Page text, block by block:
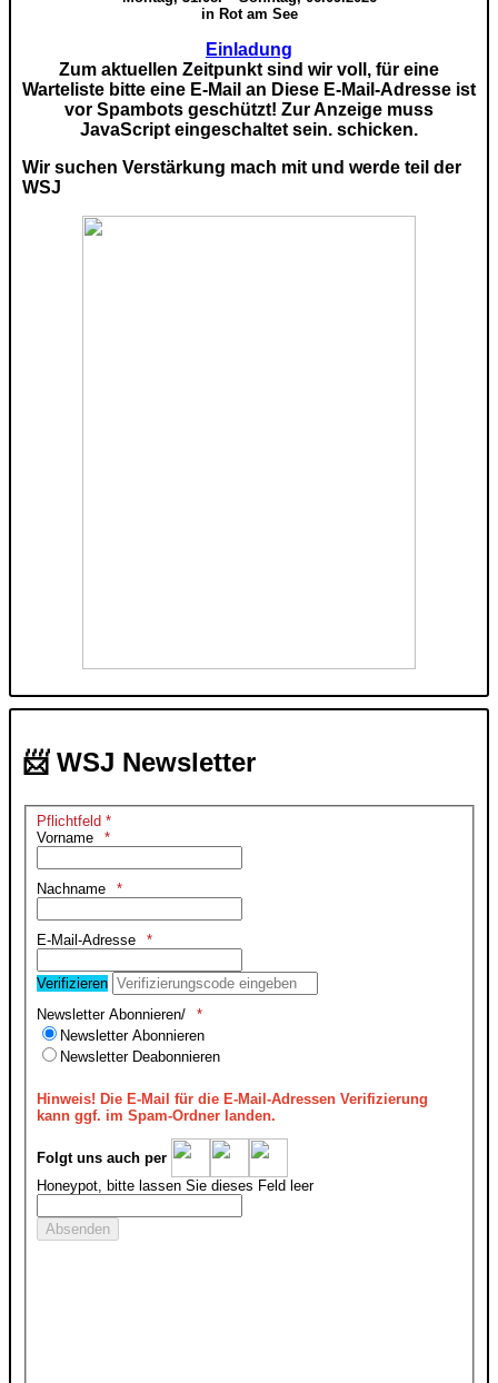
in Rot am See
Einladung
Zum aktuellen Zeitpunkt sind wir voll, für eine
Warteliste bitte eine E-Mail an Diese E-Mail-Adresse ist
vor Spambots geschützt! Zur Anzeige muss
JavaScript eingeschaltet sein. schicken.
Wir suchen Verstärkung mach mit und werde teil der
WSJ
📨 WSJ Newsletter
Pflichtfeld *
Vorname
Nachname
E-Mail-Adresse
Verifizieren
Newsletter Abonnieren/
Newsletter Abonnieren
Newsletter Deabonnieren
Hinweis!Die E-Mail für die E-Mail-Adressen Verifizierung
kann ggf. im Spam-Ordner landen.
Folgt uns auch per
Honeypot, bitte lassen Sie dieses Feld leer